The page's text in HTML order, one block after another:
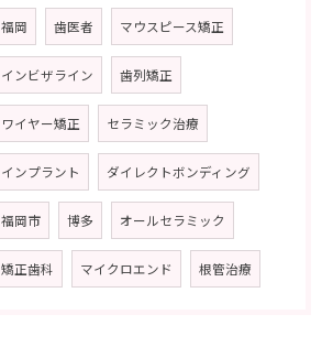
福岡 歯医者 マウスピース矯正
インビザライン 歯列矯正
ワイヤー矯正 セラミック治療
インプラント ダイレクトボンディング
福岡市 博多 オールセラミック
矯正歯科 マイクロエンド 根管治療